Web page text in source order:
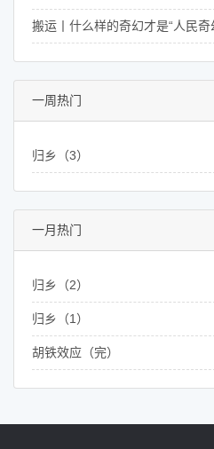
搬运丨什么样的奇幻才是“人民奇
一周热门
归乡（3）
一月热门
归乡（2）
归乡（1）
胡铁效应（完）